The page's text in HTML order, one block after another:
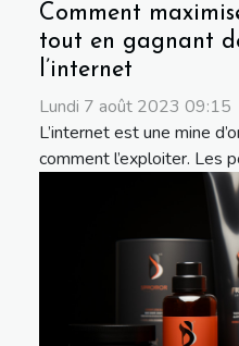
Comment
tout en gagnant
l’internet
Lundi 7 août 2023 09:15
L’internet est une mine
comment l’exploiter. Les